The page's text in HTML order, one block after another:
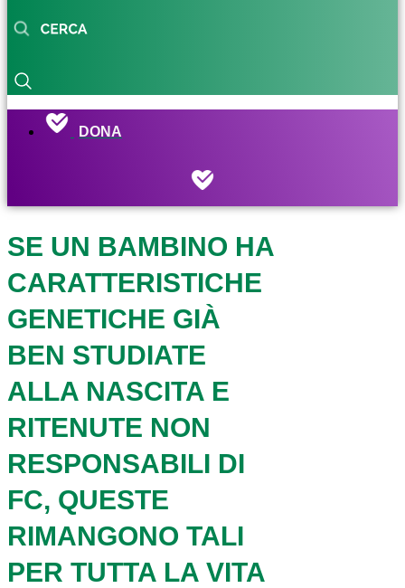
DONA
SE UN BAMBINO HA
CARATTERISTICHE
GENETICHE GIÀ
BEN STUDIATE
ALLA NASCITA E
RITENUTE NON
RESPONSABILI DI
FC, QUESTE
RIMANGONO TALI
PER TUTTA LA VITA